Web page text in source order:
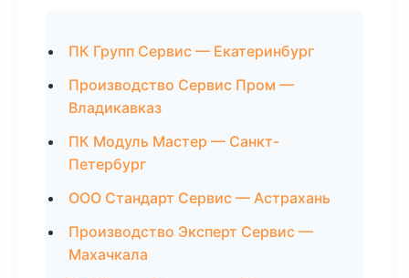
ПК Групп Сервис — Екатеринбург
Производство Сервис Пром —
Владикавказ
ПК Модуль Мастер — Санкт-
Петербург
ООО Стандарт Сервис — Астрахань
Производство Эксперт Сервис —
Махачкала